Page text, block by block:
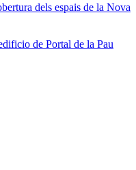
dels espais de la Nova
de Portal de la Pau